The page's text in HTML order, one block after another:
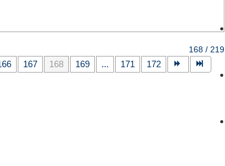
168 / 219
167 168 169 ... 171 172